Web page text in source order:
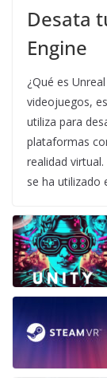
Desata
Engine
¿Qué es
videojuegos,
utiliza para
plataformas
realidad
se ha utilizado